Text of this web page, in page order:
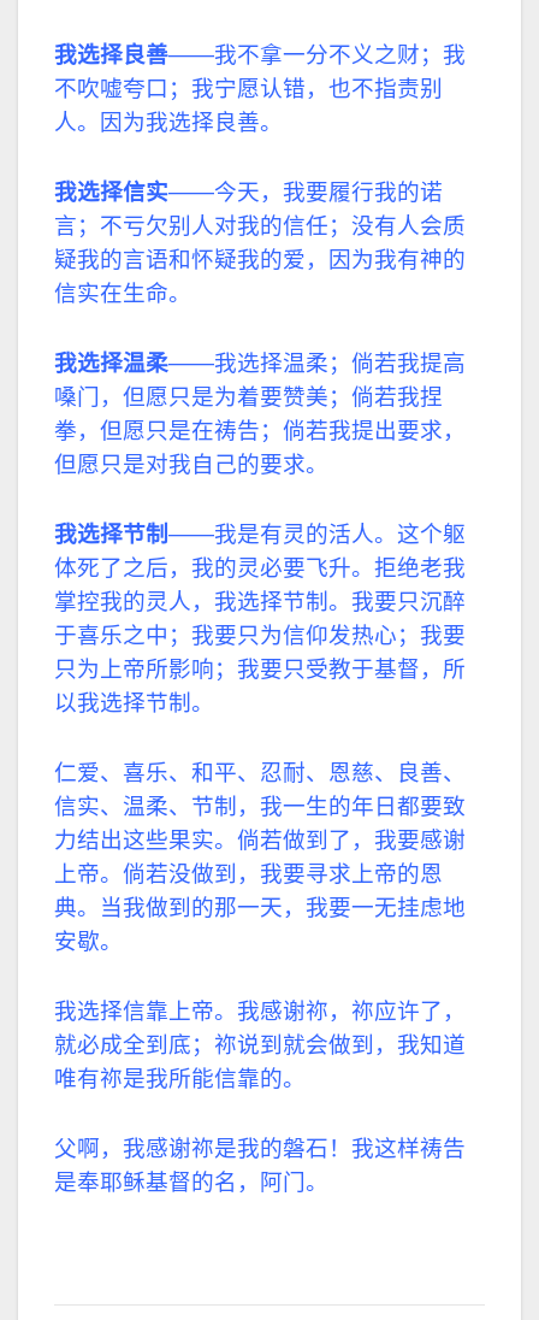
我选择良善——我不拿一分不义之财；我
不吹嘘夸口；我宁愿认错，也不指责别
人。因为我选择良善。
我选择信实——今天，我要履行我的诺
言；不亏欠别人对我的信任；没有人会质
疑我的言语和怀疑我的爱，因为我有神的
信实在生命。
我选择温柔——我选择温柔；倘若我提高
嗓门，但愿只是为着要赞美；倘若我捏
拳，但愿只是在祷告；倘若我提出要求，
但愿只是对我自己的要求。
我选择节制——我是有灵的活人。这个躯
体死了之后，我的灵必要飞升。拒绝老我
掌控我的灵人，我选择节制。我要只沉醉
于喜乐之中；我要只为信仰发热心；我要
只为上帝所影响；我要只受教于基督，所
以我选择节制。
仁爱、喜乐、和平、忍耐、恩慈、良善、
信实、温柔、节制，我一生的年日都要致
力结出这些果实。倘若做到了，我要感谢
上帝。倘若没做到，我要寻求上帝的恩
典。当我做到的那一天，我要一无挂虑地
安歇。
我选择信靠上帝。 我感谢祢，祢应许了，
就必成全到底；祢说到就会做到，我知道
唯有祢是我所能信靠的。
父啊，我感谢祢是我的磐石！我这样祷告
是奉耶稣基督的名，阿门。